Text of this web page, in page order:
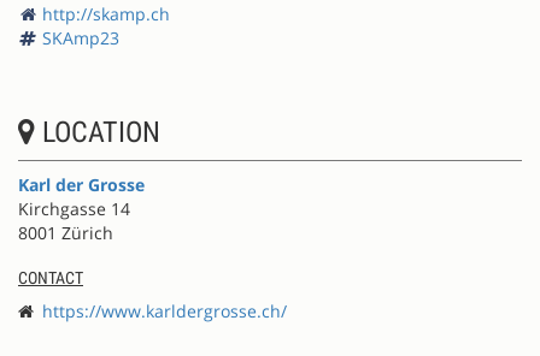
http://skamp.ch
SKAmp23
LOCATION
Karl der Grosse
Kirchgasse 14
8001 Zürich
CONTACT
https://www.karldergrosse.ch/